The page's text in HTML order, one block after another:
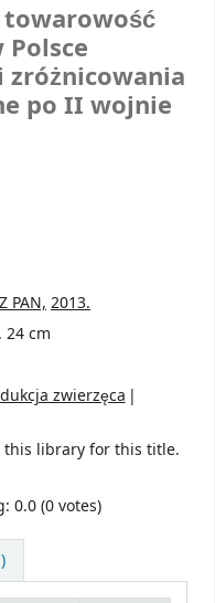
zróżnicowania
po II wojnie
PAN,2013.
cm
zwierzęca
this library for this title.
0.0 (0 votes)